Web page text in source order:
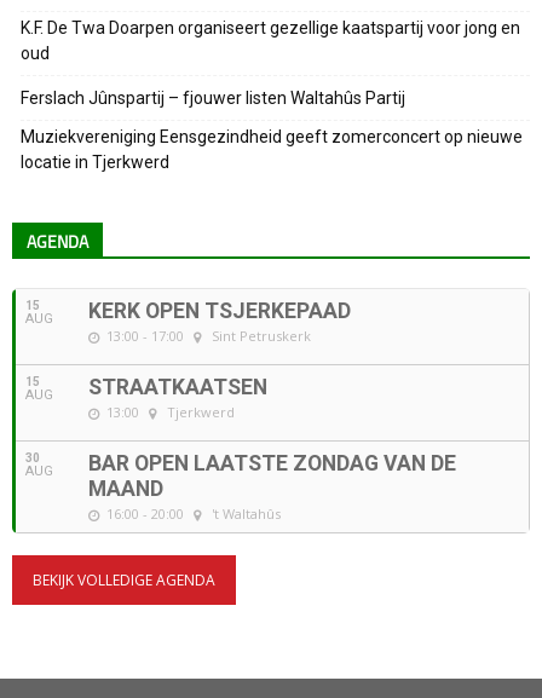
K.F. De Twa Doarpen organiseert gezellige kaatspartij voor jong en
oud
Ferslach Jûnspartij – fjouwer listen Waltahûs Partij
Muziekvereniging Eensgezindheid geeft zomerconcert op nieuwe
locatie in Tjerkwerd
AGENDA
15
AUG KERK OPEN TSJERKEPAAD
13:00 - 17:00 Sint Petruskerk
15
AUG STRAATKAATSEN
13:00 Tjerkwerd
30
AUG
BAR OPEN LAATSTE ZONDAG VAN DE
MAAND
16:00 - 20:00 't Waltahûs
BEKIJK VOLLEDIGE AGENDA